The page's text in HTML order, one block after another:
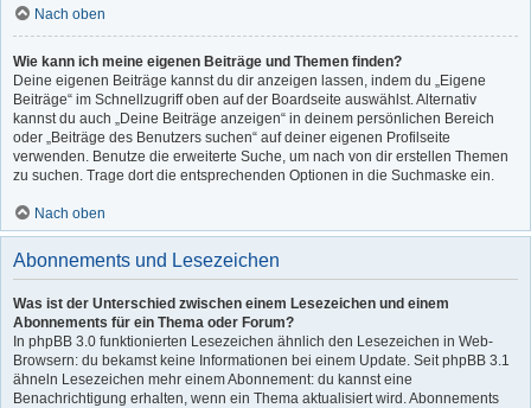
Nach oben
Wie kann ich meine eigenen Beiträge und Themen finden?
Deine eigenen Beiträge kannst du dir anzeigen lassen, indem du „Eigene
Beiträge“ im Schnellzugriff oben auf der Boardseite auswählst. Alternativ
kannst du auch „Deine Beiträge anzeigen“ in deinem persönlichen Bereich
oder „Beiträge des Benutzers suchen“ auf deiner eigenen Profilseite
verwenden. Benutze die erweiterte Suche, um nach von dir erstellen Themen
zu suchen. Trage dort die entsprechenden Optionen in die Suchmaske ein.
Nach oben
Abonnements und Lesezeichen
Was ist der Unterschied zwischen einem Lesezeichen und einem
Abonnements für ein Thema oder Forum?
In phpBB 3.0 funktionierten Lesezeichen ähnlich den Lesezeichen in Web-
Browsern: du bekamst keine Informationen bei einem Update. Seit phpBB 3.1
ähneln Lesezeichen mehr einem Abonnement: du kannst eine
Benachrichtigung erhalten, wenn ein Thema aktualisiert wird. Abonnements